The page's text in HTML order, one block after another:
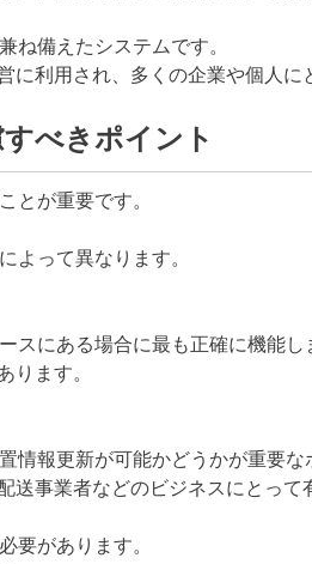
ね備えたシステムです。
利用され、多くの企業や個人に
べきポイント
とが重要です。
よって異なります。
スにある場合に最も正確に機能し
ります。
情報更新が可能かどうかが重要な
事業者などのビジネスにとって
要があります。